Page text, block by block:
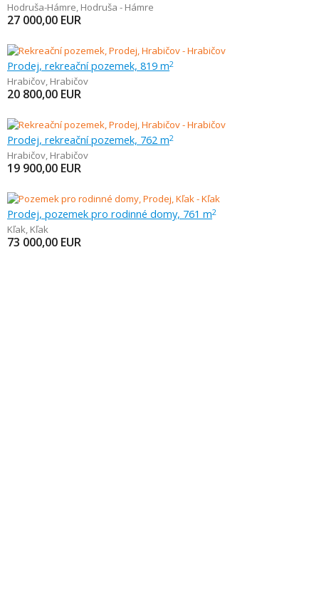
Hodruša-Hámre, Hodruša - Hámre
27 000,00 EUR
Prodej, rekreační pozemek, 819 m2
Hrabičov, Hrabičov
20 800,00 EUR
Prodej, rekreační pozemek, 762 m2
Hrabičov, Hrabičov
19 900,00 EUR
Prodej, pozemek pro rodinné domy, 761 m2
Kľak, Kľak
73 000,00 EUR